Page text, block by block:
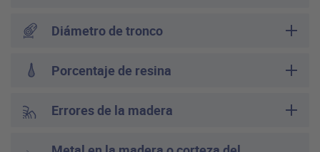
Diámetro de tronco
Porcentaje de resina
Errores de la madera